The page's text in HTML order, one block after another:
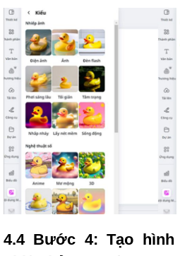
4.4 Bước 4: Tạo